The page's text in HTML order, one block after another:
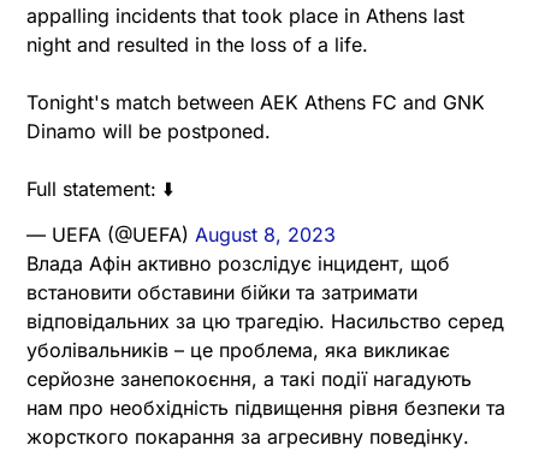
appalling incidents that took place in Athens last
night and resulted in the loss of a life.
Tonight's match between AEK Athens FC and GNK
Dinamo will be postponed.
Full statement: ⬇️
— UEFA (@UEFA) August 8, 2023
Влада Афін активно розслідує інцидент, щоб
встановити обставини бійки та затримати
відповідальних за цю трагедію. Насильство серед
уболівальників – це проблема, яка викликає
серйозне занепокоєння, а такі події нагадують
нам про необхідність підвищення рівня безпеки та
жорсткого покарання за агресивну поведінку.